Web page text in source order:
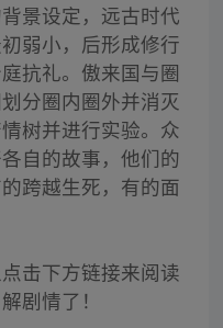
景设定，远古时代
弱小，后形成修行
抗礼。傲来国与圈
分圈内圈外并消灭
树并进行实验。众
自的故事，他们的
跨越生死，有的面
击下方链接来阅读
剧情了！